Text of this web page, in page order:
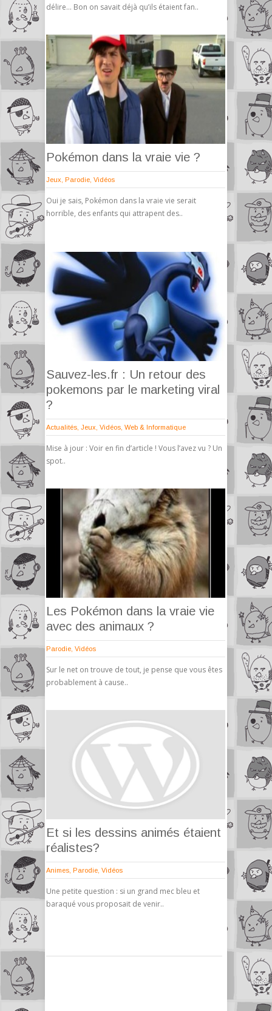
délire… Bon on savait déjà qu’ils étaient fan..
Pokémon dans la vraie vie ?
Jeux Parodie Vidéos
Oui je sais, Pokémon dans la vraie vie serait
horrible, des enfants qui attrapent des..
Sauvez-les.fr : Un retour des
pokemons par le marketing viral
?
Actualités Jeux Vidéos Web & Informatique
Mise à jour : Voir en fin d’article ! Vous l’avez vu ? Un
spot..
Les Pokémon dans la vraie vie
avec des animaux ?
Parodie Vidéos
Sur le net on trouve de tout, je pense que vous êtes
probablement à cause..
Et si les dessins animés étaient
réalistes?
Animes Parodie Vidéos
Une petite question : si un grand mec bleu et
baraqué vous proposait de venir..